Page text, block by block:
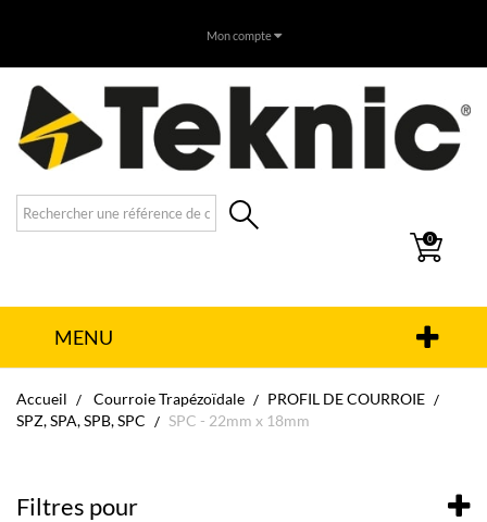
Mon compte
0
MENU
Accueil Courroie Trapézoïdale
PROFIL DE COURROIE
SPZ, SPA, SPB, SPC
SPC - 22mm x 18mm
Filtres pour